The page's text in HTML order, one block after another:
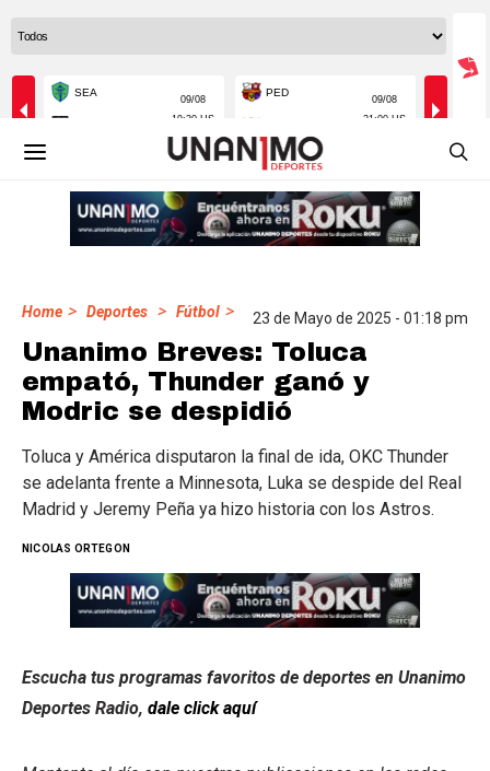
Home > Deportes > Fútbol > 23 de Mayo de 2025 - 01:18 pm
Unanimo Breves: Toluca
empató, Thunder ganó y
Modric se despidió
Toluca y América disputaron la final de ida, OKC Thunder
se adelanta frente a Minnesota, Luka se despide del Real
Madrid y Jeremy Peña ya hizo historia con los Astros.
NICOLAS ORTEGON
Escucha tus programas favoritos de deportes en Unanimo
Deportes Radio, dale click aquí